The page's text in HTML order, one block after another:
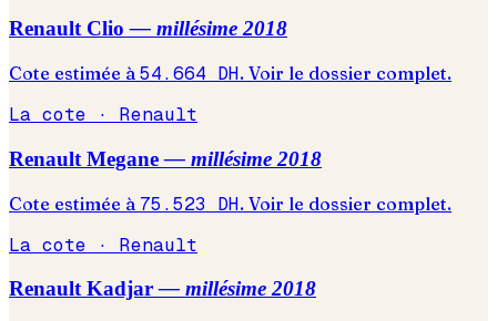
Renault Clio — millésime2018
Cote estimée à 54.664 DH. Voir le dossier complet.
La cote · Renault
Renault Megane — millésime 2018
Cote estimée à 75.523 DH. Voir le dossier complet.
La cote · Renault
Renault Kadjar — millésime2018